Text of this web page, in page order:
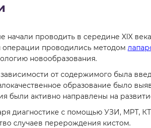
начали проводить в середине XIX
операции проводились методом
новообразования.
от содержимого была
образование было
были активно направлены на
диагностике с помощью УЗИ, МРТ,
случаев перерождения кистом.